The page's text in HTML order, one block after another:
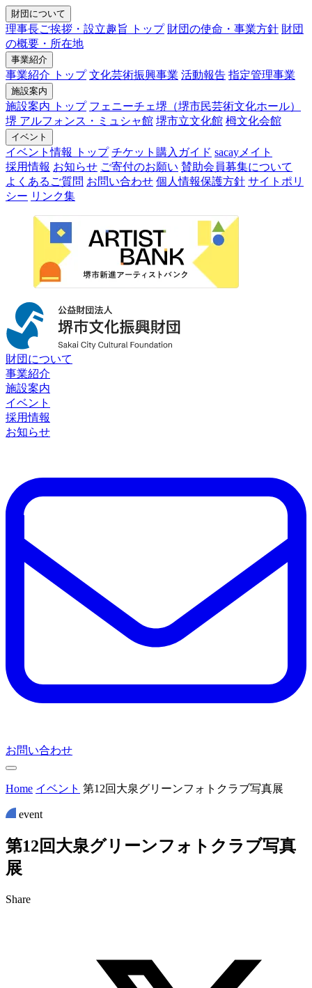
財団について
理事長ご挨拶・設立趣旨 トップ 財団の使命・事業方針 財団
の概要・所在地
事業紹介
事業紹介 トップ 文化芸術振興事業 活動報告 指定管理事業
施設案内
施設案内 トップ フェニーチェ堺（堺市民芸術文化ホール）
堺 アルフォンス・ミュシャ館 堺市立文化館 栂文化会館
イベント
イベント情報 トップ チケット購入ガイド sacayメイト
採用情報 お知らせ ご寄付のお願い 賛助会員募集について
よくあるご質問 お問い合わせ 個人情報保護方針 サイトポリ
シー リンク集
財団について
事業紹介
施設案内
イベント
採用情報
お知らせ
お問い合わせ
Home イベント 第12回大泉グリーンフォトクラブ写真展
event
第12回大泉グリ ーンフ ォ ト ク ラ ブ写真
展
Share